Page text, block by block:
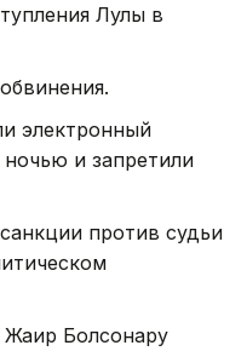
Лулы в
электронный
и запретили
против судьи
Болсонару